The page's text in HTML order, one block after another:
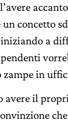
concetto
a
in
il